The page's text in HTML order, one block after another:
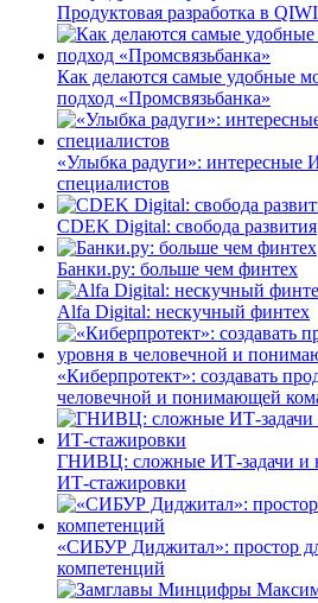
Продуктовая разработка в
Как делаются самые удобные
подход «Промсвязьбанка»
«Улыбка радуги»: интересные
специалистов
CDEK Digital: свобода развития
Банки.ру: больше чем финтех
Alfa Digital: нескучный финтех
«Киберпротект»: создавать
человечной и понимающей
ГНИВЦ: сложные ИТ‑задачи и
ИТ‑стажировки
«СИБУР Диджитал»: простор
компетенций